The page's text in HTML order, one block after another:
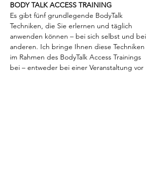
BODY TALK ACCESS TRAINING
Es gibt fünf grundlegende BodyTalk
Techniken, die Sie erlernen und täglich
anwenden können – bei sich selbst und bei
anderen. Ich bringe Ihnen diese Techniken
im Rahmen des BodyTalk Access Trainings
bei – entweder bei einer Veranstaltung vor